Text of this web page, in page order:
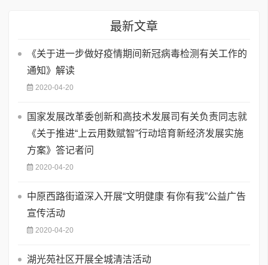
最新文章
《关于进一步做好疫情期间新冠病毒检测有关工作的
通知》解读
2020-04-20
国家发展改革委创新和高技术发展司有关负责同志就
《关于推进“上云用数赋智”行动培育新经济发展实施
方案》答记者问
2020-04-20
中原西路街道深入开展“文明健康 有你有我”公益广告
宣传活动
2020-04-20
湖光苑社区开展全城清洁活动